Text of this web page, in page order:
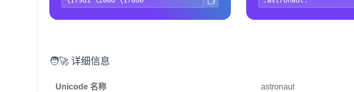
🧑‍🚀 详细信息
Unicode 名称 astronaut